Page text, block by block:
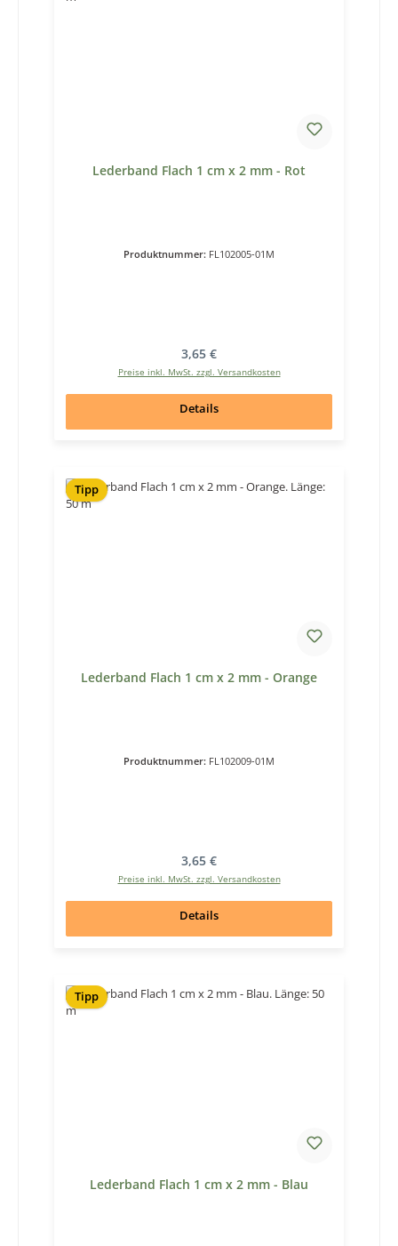
Lederband Flach 1 cm x 2 mm - Rot
Produktnummer: FL102005-01M
Regulärer Preis:
3,65 €
Preise inkl. MwSt. zzgl. Versandkosten
Details
Tipp
Lederband Flach 1 cm x 2 mm - Orange
Produktnummer: FL102009-01M
Regulärer Preis:
3,65 €
Preise inkl. MwSt. zzgl. Versandkosten
Details
Tipp
Lederband Flach 1 cm x 2 mm - Blau